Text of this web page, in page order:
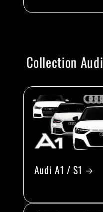
Collection Audi
Audi A1 / S1